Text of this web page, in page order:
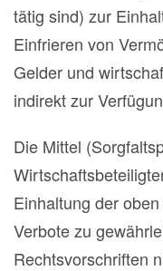
tätig sind) zur
Einfrieren von
Gelder und
indirekt zur
Die Mittel
Einhaltung der
Verbote zu
Rechtsvorschriften